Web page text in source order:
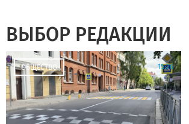
ВЫБОР РЕДАКЦИИ
ОБЩЕСТВО 15:26